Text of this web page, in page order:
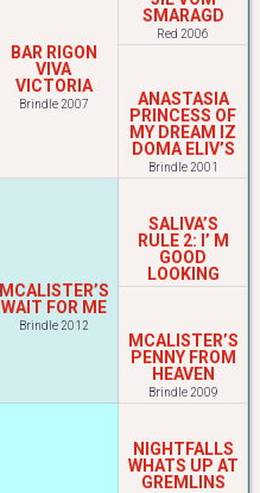
BAR RIGON
VIVA
VICTORIA
Brindle 2007
SMARAGD
Red 2006
ANASTASIA
PRINCESS OF
MY DREAM IZ
DOMA ELIV’S
Brindle 2001
MCALISTER’S
WAIT FOR ME
Brindle 2012
SALIVA’S
RULE 2: I’ M
GOOD
LOOKING
MCALISTER’S
PENNY FROM
HEAVEN
Brindle 2009
NIGHTFALLS
WHATS UP AT
GREMLINS